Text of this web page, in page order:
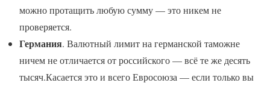
можно протащить любую сумму — это никем не
проверяется.
Германия. Валютный лимит на германской таможне
ничем не отличается от российского — всё те же десять
тысяч.Касается это и всего Евросоюза — если только вы